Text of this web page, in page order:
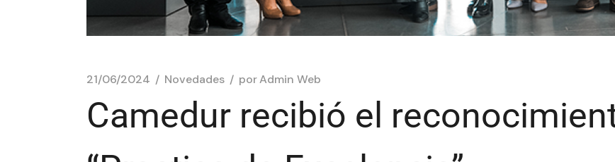
21/06/2024 Novedades porAdmin Web
Camedur recibió el